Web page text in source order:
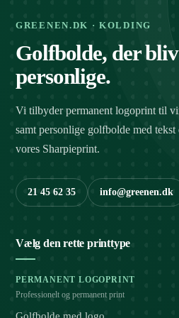
GREENEN.DK · KOLDING
Golfbolde, der
personlige.
Vi tilbyder permanent logoprint til
samt personlige golfbolde med
vores Sharpieprint.
21 45 62 35 info@greenen.dk
Vælg den rette printtype
PERMANENT LOGOPRINT
Professionelt og permanent print